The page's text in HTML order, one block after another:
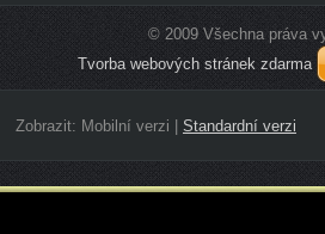
© 2009 Všechna práva
Tvorba webových stránek zdarma
Zobrazit: Mobilní verzi Standardní verzi